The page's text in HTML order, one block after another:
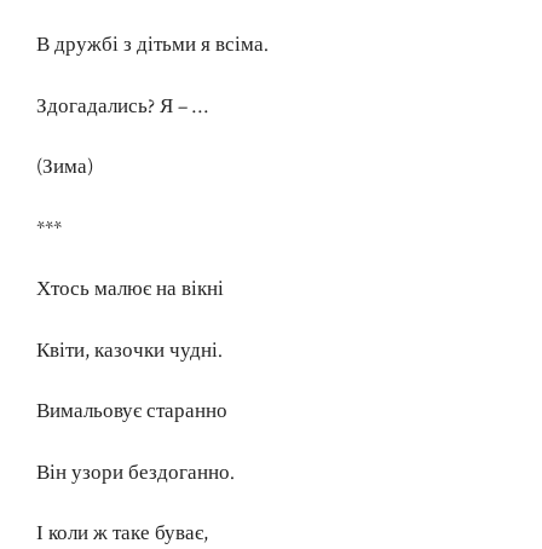
В дружбі з дітьми я всіма.
Здогадались? Я – …
(Зима)
***
Хтось малює на вікні
Квіти, казочки чудні.
Вимальовує старанно
Він узори бездоганно.
І коли ж таке буває,